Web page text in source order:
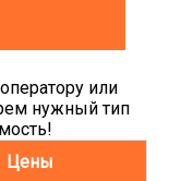
или
нужный тип
Цены